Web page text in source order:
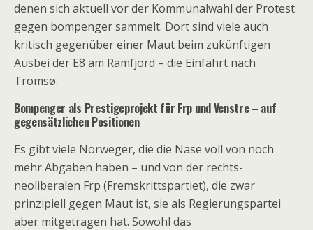
denen sich aktuell vor der Kommunalwahl der Protest
gegen bompenger sammelt. Dort sind viele auch
kritisch gegenüber einer Maut beim zukünftigen
Ausbei der E8 am Ramfjord – die Einfahrt nach
Tromsø.
Bompenger als Prestigeprojekt für Frp und Venstre – auf
gegensätzlichen Positionen
Es gibt viele Norweger, die die Nase voll von noch
mehr Abgaben haben – und von der rechts-
neoliberalen Frp (Fremskrittspartiet), die zwar
prinzipiell gegen Maut ist, sie als Regierungspartei
aber mitgetragen hat. Sowohl das